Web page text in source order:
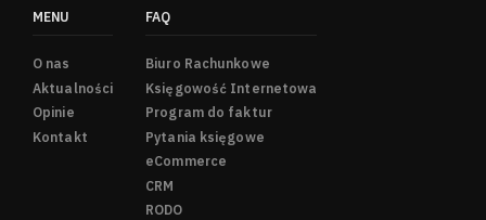
MENU
O nas
Aktualności
Opinie
Kontakt
FAQ
Biuro Rachunkowe
Księgowość Internetowa
Program do faktur
Pytania księgowe
eCommerce
CRM
RODO